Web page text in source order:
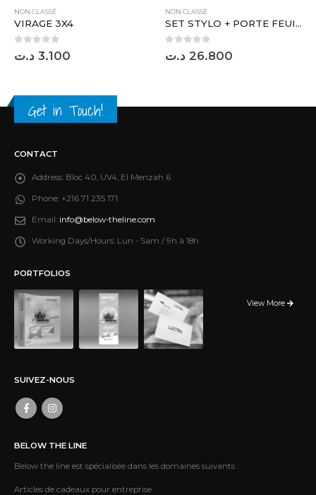
NON CLASSÉ
VIRAGE 3X4
sur 53.100 د.ت
NON CLASSÉ
SET STYLO + PORTE FEUILLE + PORTE CLES NOIR NQ52-2
sur 526.800 د.ت
Get in Touch!
CONTACT
Address: Bloc 40, UV4, El Menzah 6
Phone: +216 71 235 171
Email: info@below-theline.com
Working Days/Hours: Lun - Sam / 9h à 18h
PORTFOLIOS
View More
SUIVEZ-NOUS
BELOW THE LINE
Below the line est spécialisée dans les domaines suivants :
Articles de cadeaux pour entreprise